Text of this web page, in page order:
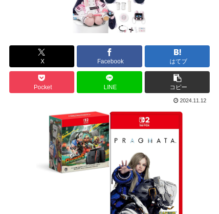
X Facebook はてブ
Pocket LINE コピー
2024.11.12